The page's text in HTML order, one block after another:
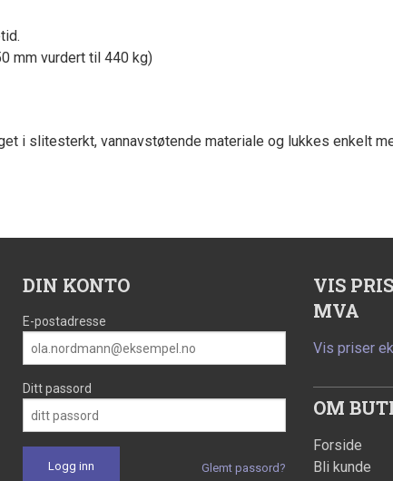
mm vurdert til 440 kg)
i slitesterkt, vannavstøtende materiale og lukkes enkelt
DIN KONTO
E-postadresse
Ditt passord
Glemt passord?
VIS
MVA
Vis priser
OM
Forside
Bli kunde